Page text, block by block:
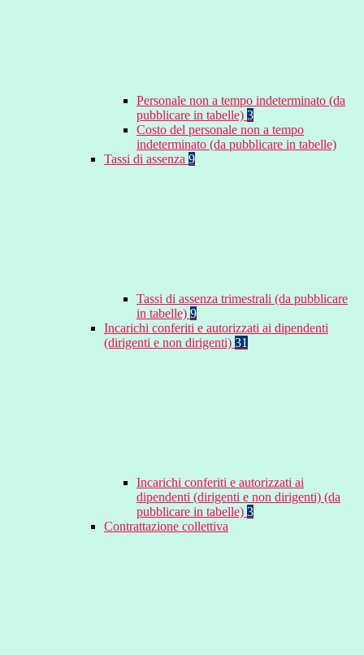
Personale non a tempo indeterminato (da
pubblicare in tabelle) 3
Costo del personale non a tempo
indeterminato (da pubblicare in tabelle)
Tassi di assenza 9
Tassi di assenza trimestrali (da pubblicare
in tabelle) 9
Incarichi conferiti e autorizzati ai dipendenti
(dirigenti e non dirigenti) 31
Incarichi conferiti e autorizzati ai
dipendenti (dirigenti e non dirigenti) (da
pubblicare in tabelle) 3
Contrattazione collettiva